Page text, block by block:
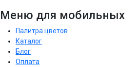
Меню для мобильных
Палитра цветов
Каталог
Блог
Оплата